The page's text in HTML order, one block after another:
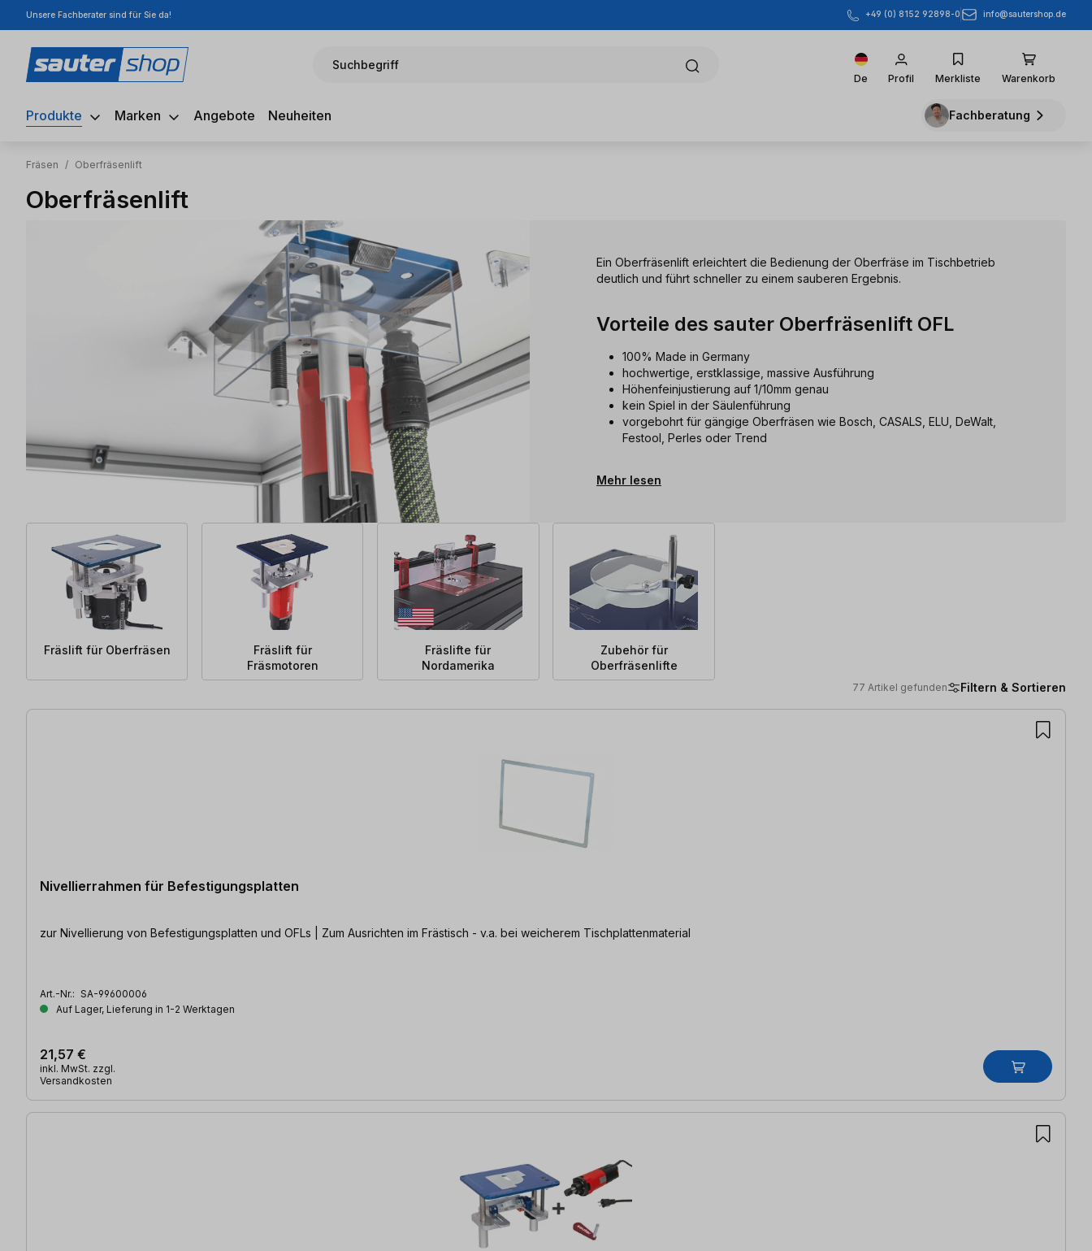
Hauptinhalt springen
Zur Suche springen
Zur Hauptnavigation springen
Unsere Fachberater sind für Sie da! +49 (0) 8152 92898-0 info@sautershop.de
Suchbegriff
De Profil Merkliste Warenkorb
Produkte Marken Angebote Neuheiten Fachberatung
Fräsen / Oberfräsenlift
Oberfräsenlift
Ein Oberfräsenlift erleichtert die Bedienung der Oberfräse im Tischbetrieb
deutlich und führt schneller zu einem sauberen Ergebnis.
Vorteile des sauter Oberfräsenlift OFL
100% Made in Germany
hochwertige, erstklassige, massive Ausführung
Höhenfeinjustierung auf 1/10mm genau
kein Spiel in der Säulenführung
vorgebohrt für gängige Oberfräsen wie Bosch, CASALS, ELU, DeWalt,
Festool, Perles oder Trend
Mehr lesen
Fräslift für Oberfräsen
Fräslift für
Fräsmotoren
Fräslifte für
Nordamerika
Zubehör für
Oberfräsenlifte
77 Artikel gefunden Filtern & Sortieren
77 Artikel gefunden
Nivellierrahmen für Befestigungsplatten
zur Nivellierung von Befestigungsplatten und OFLs | Zum Ausrichten im Frästisch - v.a. bei weicherem Tischplattenmaterial
Art.-Nr.: SA-99600006
Auf Lager, Lieferung in 1-2 Werktagen
21,57 €
inkl. MwSt. zzgl.
Versandkosten